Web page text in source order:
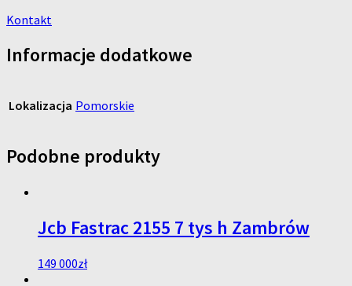
Kontakt
Informacje dodatkowe
Lokalizacja Pomorskie
Podobne produkty
Jcb Fastrac 2155 7 tys h Zambrów
149 000zł